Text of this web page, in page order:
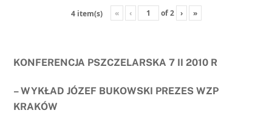
4 item(s) « ‹ of2 › »
KONFERENCJA PSZCZELARSKA 7 II 2010 R
– WYKŁAD JÓZEF BUKOWSKI PREZES WZP
KRAKÓW